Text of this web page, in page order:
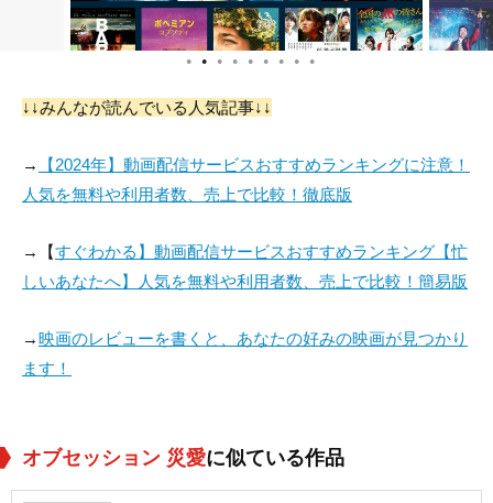
● ● ● ● ● ● ● ● ●
↓↓みんなが読んでいる人気記事↓↓
→
【2024年】動画配信サービスおすすめランキングに注意！
人気を無料や利用者数、売上で比較！徹底版
→【すぐわかる】動画配信サービスおすすめランキング【忙
しいあなたへ】人気を無料や利用者数、売上で比較！簡易版
→映画のレビューを書くと、あなたの好みの映画が見つかり
ます！
オブセッション 災愛に似ている作品